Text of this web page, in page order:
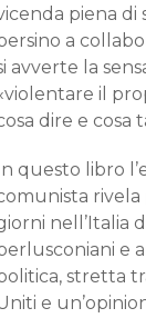
piena di
a
avverte la
il
dire e cosa
questo libro
nell’Italia
berlusconiani e
stretta
e